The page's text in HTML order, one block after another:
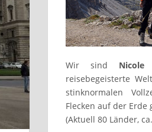
Wir sind Nicole
reisebegeisterte
stinknormalen
Flecken auf der Erde
(Aktuell 80 Länder,